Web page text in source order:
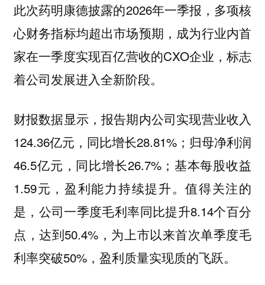
此次药明康德披露的2026年一季报，多项核
心财务指标均超出市场预期，成为行业内首
家在一季度实现百亿营收的CXO企业，标志
着公司发展进入全新阶段。
财报数据显示，报告期内公司实现营业收入
124.36亿元，同比增长28.81%；归母净利润
46.5亿元，同比增长26.7%；基本每股收益
1.59元，盈利能力持续提升。值得关注的
是，公司一季度毛利率同比提升8.14个百分
点，达到50.4%，为上市以来首次单季度毛
利率突破50%，盈利质量实现质的飞跃。